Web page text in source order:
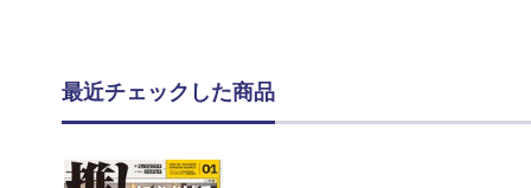
最近チェックした商品